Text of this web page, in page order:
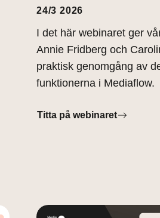
24/3 2026
I det här webinaret ger
Annie Fridberg och
praktisk genomgång av
funktionerna i Mediaflow.
Titta på webinaret